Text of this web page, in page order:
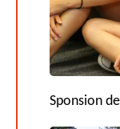
Sponsion